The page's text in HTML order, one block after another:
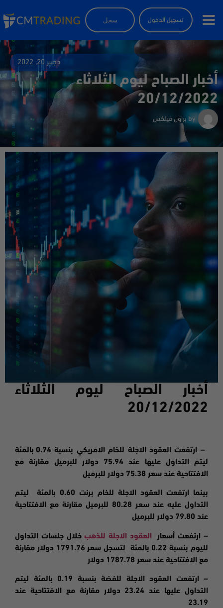
تسجيل الدخول سجل
دجنبر 20, 2022
أخبار الصباح ليوم الثلاثاء
20/12/2022
by براون فيلكس
أخبار الصباح ليوم الثلاثاء
20/12/2022
– ارتفعت
العقود الاجلة للخام الامريكي بنسبة 0.74 بالمئة
ليتم التداول عليها عند 75.94 دولار للبرميل مقارنة مع
الافتتاحية عند سعر 75.38 دولار للبرميل
بينما ارتفعت العقود الاجلة للخام برنت 0.60 بالمئة ليتم
التداول عليه عند سعر 80.28 للبرميل مقارنة مع الافتتاحية
عند 79.80 دولار للبرميل
– ارتفعت أسعار العقود الاجلة للذهب خلال جلسات التداول
لليوم بنسبة 0.22 بالمئة لتسجل سعر 1791.76 دولار مقارنة
مع الافتتاحية عند سعر 1787.78 دولار
– ارتفعت
العقود الاجلة للفضة بنسبة 0.19 بالمئة ليتم
التداول عليها عند 23.24 دولار مقارنة مع الافتتاحية عند
23.19